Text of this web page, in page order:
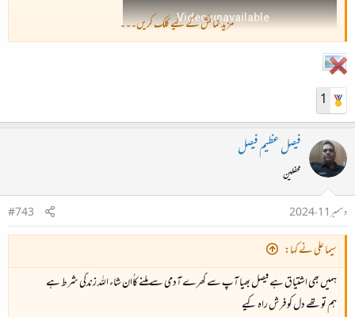
مزید نمائش کے لیے کلک کریں۔۔۔
1
فیصل عظیم فیصل
محفلین
دسمبر 11، 2024
#743
سیما علی نے کہا:
ہمیں بھی اشتیاق ہے فیصل بھیا آپ سے کھرے آدمی سے ملنے کاُان شاء اللہ زندگی شرط ہے
ہم تو تھے دل کو فرش راہ کیے